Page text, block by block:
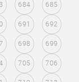
684 685
691 692
698 699
705 706